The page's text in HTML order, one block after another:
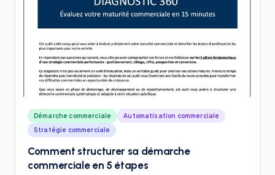
Démarche commerciale
Automatisation commerciale
Stratégie commerciale
Comment structurer sa démarche
commerciale en 5 étapes